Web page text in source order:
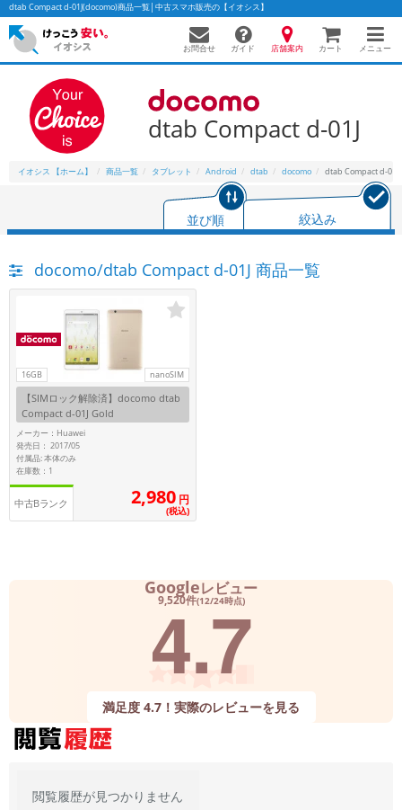
dtab Compact d-01J(docomo)商品一覧│中古スマホ販売の【イオシス】
お問合せ ガイド 店舗案内 カート メニュー
dtab Compact d-01J
イオシス 【ホーム】 商品一覧 タブレット Android dtab docomo dtab Compact d-01J
並び順 絞込み
docomo/dtab Compact d-01J 商品一覧
16GB nanoSIM
【SIMロック解除済】docomo dtab
Compact d-01J Gold
メーカー：Huawei
発売日： 2017/05
付属品: 本体のみ
在庫数：1
中古Bランク 2,980 円
(税込)
Googleレビュー
9,520件(12/24時点)
4.7
満足度 4.7！実際のレビューを見る
閲覧履歴が見つかりません
かんたんパソコン検索に切り替える
人気の検索ワード：Let's note EliteBookMacBook
カテゴリー
商品ジャンルの絞り込み
「スマートフォン」「タブレット」など
シリーズ
商品シリーズ名・ブランド名の絞り込み。
「iPhone」「Xperia」「Galaxy」など
メーカー
製造、販売メーカーの絞り込み
「Apple」「SONY」「SHARP」など
機能・特徴
商品の搭載機能による絞り込み
OS
メモリ